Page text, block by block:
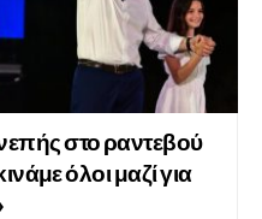
στο ραντεβού
όλοι μαζί για